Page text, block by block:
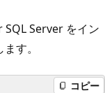
Server をイン
す。
コピー